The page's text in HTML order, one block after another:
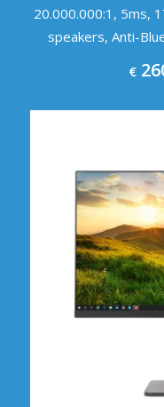
20.000.000:1, 5ms,
speakers, Anti-
€